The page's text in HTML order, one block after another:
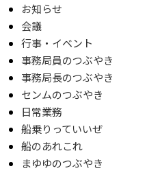
お知らせ
会議
行事・イベント
事務局員のつぶやき
事務局長のつぶやき
センムのつぶやき
日常業務
船乗りっていいぜ
船のあれこれ
まゆゆのつぶやき